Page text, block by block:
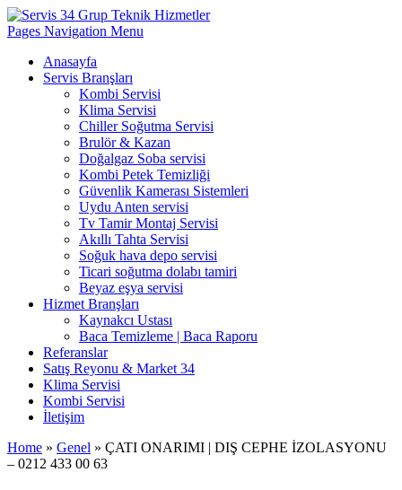
Pages Navigation Menu
Anasayfa
Servis Branşları
Kombi Servisi
Klima Servisi
Chiller Soğutma Servisi
Brulör & Kazan
Doğalgaz Soba servisi
Kombi Petek Temizliği
Güvenlik Kamerası Sistemleri
Uydu Anten servisi
Tv Tamir Montaj Servisi
Akıllı Tahta Servisi
Soğuk hava depo servisi
Ticari soğutma dolabı tamiri
Beyaz eşya servisi
Hizmet Branşları
Kaynakcı Ustası
Baca Temizleme | Baca Raporu
Referanslar
Satış Reyonu & Market 34
Klima Servisi
Kombi Servisi
İletişim
Home » Genel » ÇATI ONARIMI | DIŞ CEPHE İZOLASYONU
– 0212 433 00 63